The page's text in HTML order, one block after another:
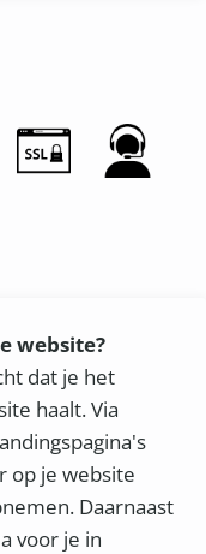
website?
dat je het
haalt. Via
op je website
Daarnaast
voor je in